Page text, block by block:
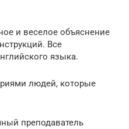
и веселое объяснение
Все
языка.
людей, которые
преподаватель